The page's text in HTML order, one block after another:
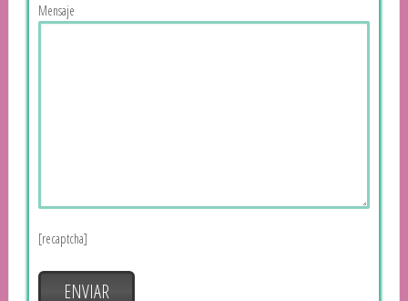
Mensaje
[recaptcha]